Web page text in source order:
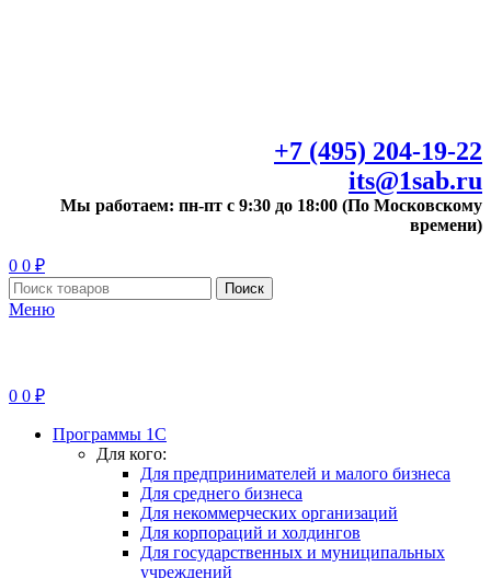
+7 (495) 204-19-22
its@1sab.ru
Мы работаем: пн-пт с 9:30 до 18:00 (По Московскому
времени)
0 0 ₽
Поиск
Меню
0 0 ₽
Программы 1С
Для кого:
Для предпринимателей и малого бизнеса
Для среднего бизнеса
Для некоммерческих организаций
Для корпораций и холдингов
Для государственных и муниципальных
учреждений